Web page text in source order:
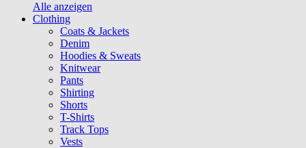
Alle anzeigen
Clothing
Coats & Jackets
Denim
Hoodies & Sweats
Knitwear
Pants
Shirting
Shorts
T-Shirts
Track Tops
Vests